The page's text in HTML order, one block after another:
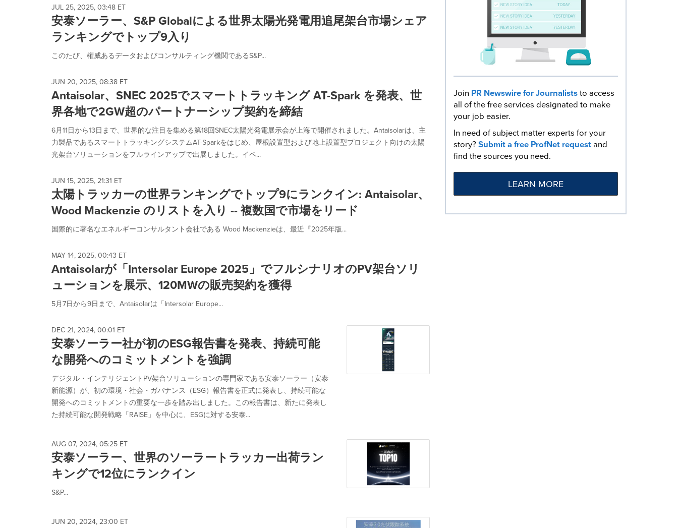
listings
will
update
as
option
JUL 25, 2025, 03:48 ET
安泰ソーラー、S&P Globalによる世界太陽光発電用追尾架台市場シェア
ランキングでトップ9入り
このたび、権威あるデータおよびコンサルティング機関であるS&P...
JUN 20, 2025, 08:38 ET
Antaisolar、SNEC 2025でスマートトラッキング AT-Spark を発表、世
界各地で2GW超のパートナーシップ契約を締結
6月11日から13日まで、世界的な注目を集める第18回SNEC太陽光発電展示会が上海で開催されました。Antaisolarは、主
力製品であるスマートトラッキングシステムAT-Sparkをはじめ、屋根設置型および地上設置型プロジェクト向けの太陽
光架台ソリューションをフルラインアップで出展しました。イベ...
JUN 15, 2025, 21:31 ET
太陽トラッカーの世界ランキングでトップ9にランクイン: Antaisolar、
Wood Mackenzie のリストを入り -- 複数国で市場をリード
国際的に著名なエネルギーコンサルタント会社である Wood Mackenzieは、最近『2025年版...
MAY 14, 2025, 00:43 ET
Antaisolarが「Intersolar Europe 2025」でフルシナリオのPV架台ソリ
ューションを展示、120MWの販売契約を獲得
5月7日から9日まで、Antaisolarは「Intersolar Europe...
DEC 21, 2024, 00:01 ET
安泰ソーラー社が初のESG報告書を発表、持続可能
な開発へのコミットメントを強調
デジタル・インテリジェントPV架台ソリューションの専門家である安泰ソーラー（安泰
新能源）が、初の環境・社会・ガバナンス（ESG）報告書を正式に発表し、持続可能な
開発へのコミットメントの重要な一歩を踏み出しました。この報告書は、新たに発表し
た持続可能な開発戦略「RAISE」を中心に、ESGに対する安泰...
AUG 07, 2024, 05:25 ET
安泰ソーラー、世界のソーラートラッカー出荷ラン
キングで12位にランクイン
S&P...
JUN 20, 2024, 23:00 ET
Join PR Newswire for Journaliststo access
all of the free services designated to make
your job easier.
In need of subject matter experts for your
story?Submit a free ProfNet requestand
find the sources you need.
LEARN MORE